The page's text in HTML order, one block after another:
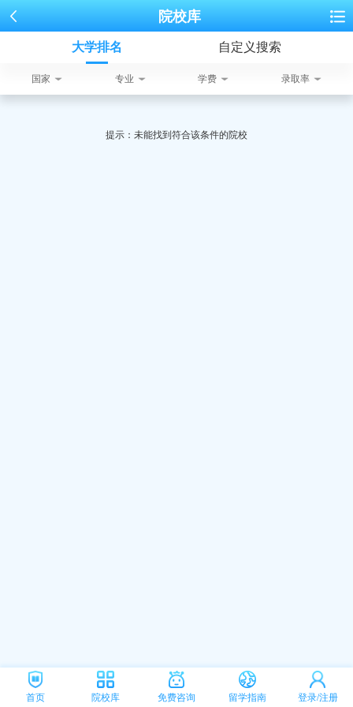
院校库
大学排名 自定义搜索
国家 专业 学费 录取率
提示：未能找到符合该条件的院校
首页 院校库 免费咨询 留学指南 登录/注册